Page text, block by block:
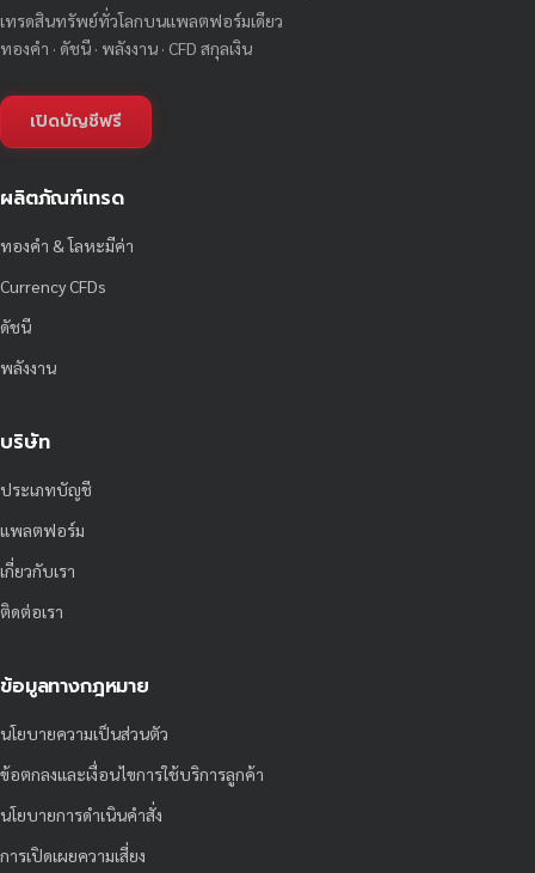
เทรดสินทรัพย์ทั่วโลกบนแพลตฟอร์มเดียว
ทองคำ · ดัชนี · พลังงาน · CFD สกุลเงิน
เปิดบัญชีฟรี
ผลิตภัณฑ์เทรด
ทองคำ & โลหะมีค่า
Currency CFDs
ดัชนี
พลังงาน
บริษัท
ประเภทบัญชี
แพลตฟอร์ม
เกี่ยวกับเรา
ติดต่อเรา
ข้อมูลทางกฎหมาย
นโยบายความเป็นส่วนตัว
ข้อตกลงและเงื่อนไขการใช้บริการลูกค้า
นโยบายการดำเนินคำสั่ง
การเปิดเผยความเสี่ยง